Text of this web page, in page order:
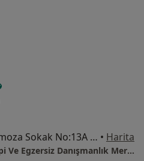
Bostancı Mahallesi Mimoza Sokak No:13A Giriş Kat, İstanbul • Harita
Begüm Gönay Fizyoterapi Ve Egzersiz Danışmanlık Merkezi